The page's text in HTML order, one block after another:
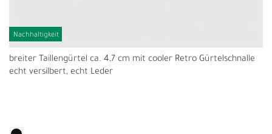
Nachhaltigkeit
breiter Taillengürtel ca. 4,7 cm mit cooler Retro Gürtelschnalle
echt versilbert, echt Leder